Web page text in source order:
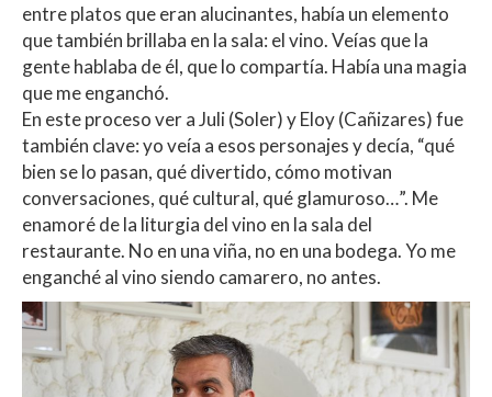
entre platos que eran alucinantes, había un elemento
que también brillaba en la sala: el vino. Veías que la
gente hablaba de él, que lo compartía. Había una magia
que me enganchó.
En este proceso ver a Juli (Soler) y Eloy (Cañizares) fue
también clave: yo veía a esos personajes y decía, “qué
bien se lo pasan, qué divertido, cómo motivan
conversaciones, qué cultural, qué glamuroso…”. Me
enamoré de la liturgia del vino en la sala del
restaurante. No en una viña, no en una bodega. Yo me
enganché al vino siendo camarero, no antes.